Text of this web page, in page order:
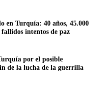
en Turquía: 40 años, 45.000
intentos de paz
por el posible
de la lucha de la guerrilla